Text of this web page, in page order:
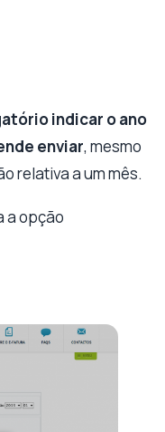
indicar o ano
enviar, mesmo
relativa a um mês.
a opção